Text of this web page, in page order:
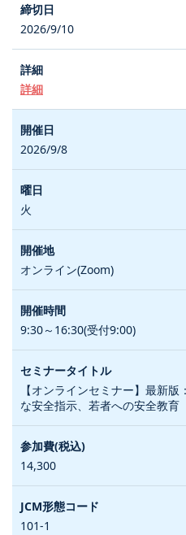
2026/9/10
詳細
2026/9/8
火
オンライン(Zoom)
9:30～16:30(受付9:00)
【オンラインセミナー】最新
な安全指示、若者への安全教育
14,300
101-1